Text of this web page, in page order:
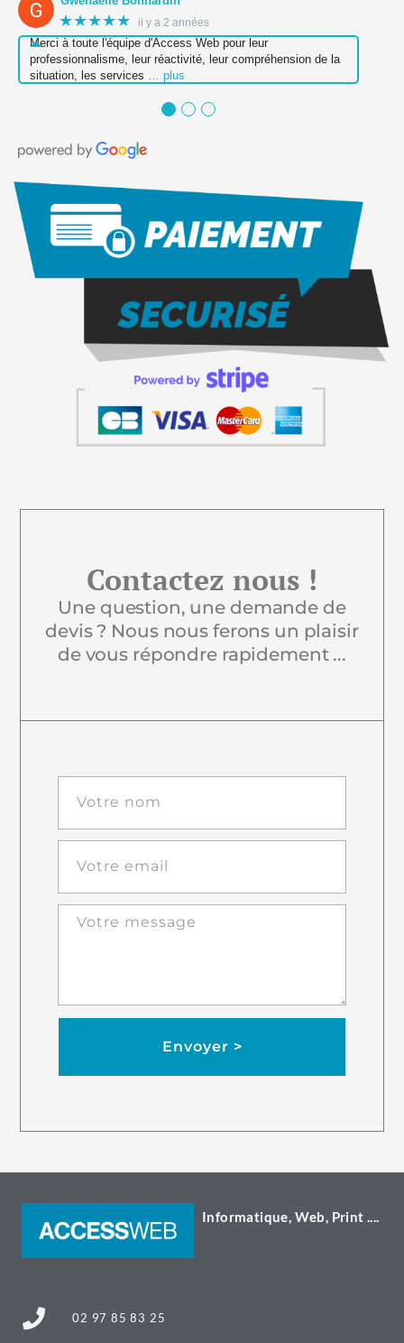
★★★★★ il y a 2 années
Merci à toute l'équipe d'Access Web pour leur
professionnalisme, leur réactivité, leur compréhension de la
situation, les services
… plus
● ● ●
Contactez nous !
Une question, une demande de
devis ? Nous nous ferons un plaisir
de vous répondre rapidement ...
Envoyer >
Informatique, Web, Print ....
02 97 85 83 25